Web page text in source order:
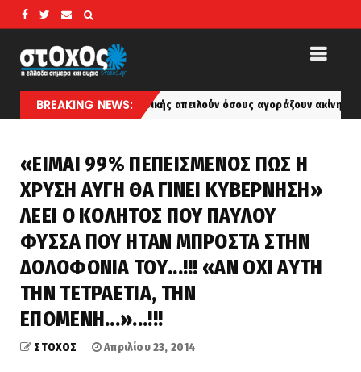
BREAKING NEWS:
της Κορσικής απειλούν όσους αγοράζουν ακίνητα στο νησί -
«ΕΙΜΑΙ 99% ΠΕΠΕΙΣΜΕΝΟΣ ΠΩΣ Η
ΧΡΥΣΗ ΑΥΓΗ ΘΑ ΓΙΝΕΙ ΚΥΒΕΡΝΗΣΗ»
ΛΕΕΙ Ο ΚΟΛΗΤΟΣ ΠΟΥ ΠΑΥΛΟΥ
ΦΥΣΣΑ ΠΟΥ ΗΤΑΝ ΜΠΡΟΣΤΑ ΣΤΗΝ
ΔΟΛΟΦΟΝΙΑ ΤΟΥ...!!! «ΑΝ ΟΧΙ ΑΥΤΗ
ΤΗΝ ΤΕΤΡΑΕΤΙΑ, ΤΗΝ
ΕΠΟΜΕΝΗ...»...!!!
ΣΤΟΧΟΣ Απριλίου 23, 2014